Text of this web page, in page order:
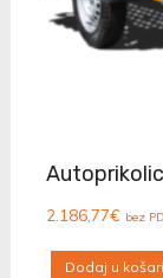
2.186,77€ bez
Dodaj u